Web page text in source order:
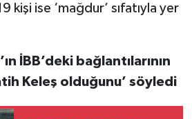
kişi ise ‘mağdur’ sıfatıyla yer
İBB’deki bağlantılarının
Keleş olduğunu’ söyledi